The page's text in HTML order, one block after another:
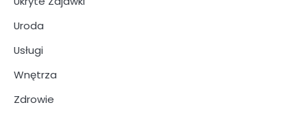
Uroda
Usługi
Wnętrza
Zdrowie